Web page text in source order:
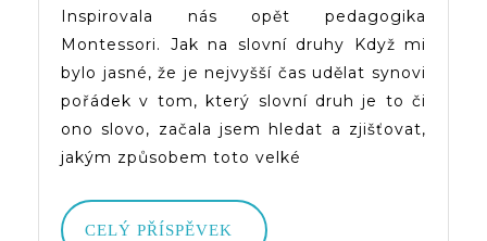
Inspirovala nás opět pedagogika
Montessori. Jak na slovní druhy Když mi
bylo jasné, že je nejvyšší čas udělat synovi
pořádek v tom, který slovní druh je to či
ono slovo, začala jsem hledat a zjišťovat,
jakým způsobem toto velké
CELÝ PŘÍSPĚVEK
CELÝ